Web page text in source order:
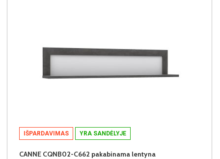
IŠPARDAVIMAS YRA SANDĖLYJE
CANNE CQNB02-C662 pakabinama lentyna